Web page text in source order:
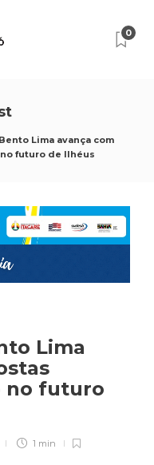
0
Lima avança com
futuro de Ilhéus
Lima
no futuro
1 min